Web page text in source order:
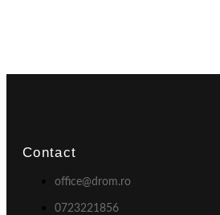
Contact
office@drom.ro
0723221856